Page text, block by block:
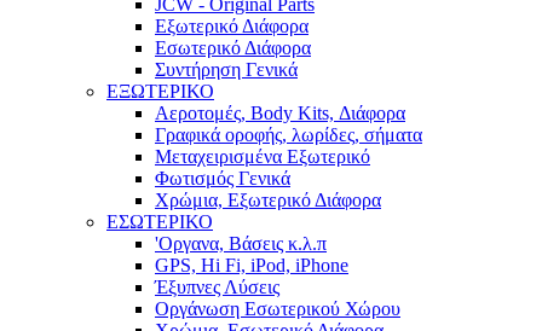
JCW - Original Parts
Εξωτερικό Διάφορα
Εσωτερικό Διάφορα
Συντήρηση Γενικά
ΕΞΩΤΕΡΙΚΟ
Αεροτομές, Body Kits, Διάφορα
Γραφικά οροφής, λωρίδες, σήματα
Μεταχειρισμένα Εξωτερικό
Φωτισμός Γενικά
Χρώμια, Εξωτερικό Διάφορα
ΕΣΩΤΕΡΙΚΟ
'Οργανα, Βάσεις κ.λ.π
GPS, Hi Fi, iPod, iPhone
Έξυπνες Λύσεις
Οργάνωση Εσωτερικού Χώρου